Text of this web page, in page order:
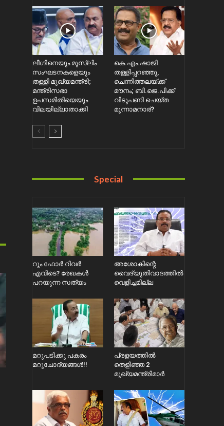
ലീഗിനെയും മുസ്ലിം
സംഘടനകളെയും
തള്ളി മുഖ്യമന്ത്രി;
മന്ത്രിസഭാ
ഉപസമിതിയെയും
വിലയില്ലാതാക്കി
കെ.എം.ഷാജി
തള്ളിപ്പറഞ്ഞു,
ചെന്നിത്തലയ്ക്ക്
മൗനം; ബി.ജെ.പിക്ക്
വിടുപണി ചെയ്ത
മൂന്നാമനാര്?
Special
റൂം ഫോർ റിവർ
എവിടെ? രേഖകൾ
പറയുന്ന സത്യം
അശോകിന്റെ
വൈദ്യുതിവാദത്തിൽ
വെളിച്ചമില്ല
മറുപടിക്കു പകരം
മറുചോദ്യങ്ങൾ!!
പ്രളയത്തിൽ
തെളിഞ്ഞ 2
മുഖ്യമന്ത്രിമാർ